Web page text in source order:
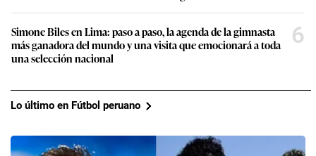
Simone Biles en Lima: paso a paso, la agenda de la gimnasta
más ganadora del mundo y una visita que emocionará a toda
una selección nacional
6
Lo último en Fútbol peruano